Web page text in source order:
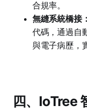
合規率。
無縫系統橋接：
代碼，通過自
與電子病歷，
四、IoTree